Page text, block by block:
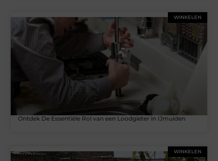
WINKELEN
Ontdek De Essentiële Rol van een Loodgieter in IJmuiden
WINKELEN